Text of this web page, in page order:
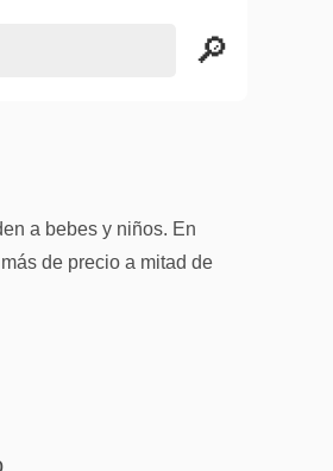
a bebes y niños. En
de precio a mitad de